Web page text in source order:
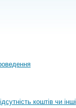
коштів чи інші